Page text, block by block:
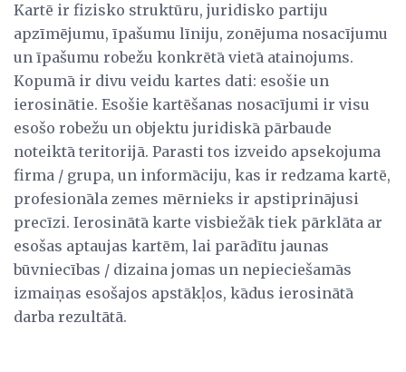
Kartē ir fizisko struktūru, juridisko partiju
apzīmējumu, īpašumu līniju, zonējuma nosacījumu
un īpašumu robežu konkrētā vietā atainojums.
Kopumā ir divu veidu kartes dati: esošie un
ierosinātie. Esošie kartēšanas nosacījumi ir visu
esošo robežu un objektu juridiskā pārbaude
noteiktā teritorijā. Parasti tos izveido apsekojuma
firma / grupa, un informāciju, kas ir redzama kartē,
profesionāla zemes mērnieks ir apstiprinājusi
precīzi. Ierosinātā karte visbiežāk tiek pārklāta ar
esošas aptaujas kartēm, lai parādītu jaunas
būvniecības / dizaina jomas un nepieciešamās
izmaiņas esošajos apstākļos, kādus ierosinātā
darba rezultātā.